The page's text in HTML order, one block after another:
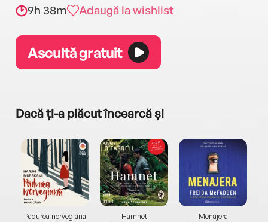
9h 38m Adaugă la wishlist
Ascultă gratuit
Dacă ți-a plăcut încearcă și
Pădurea norvegiană Hamnet Menajera